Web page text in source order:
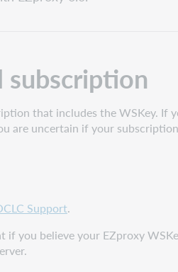
subscription
that includes the WSKey.
are uncertain if your
Support.
you believe your EZproxy